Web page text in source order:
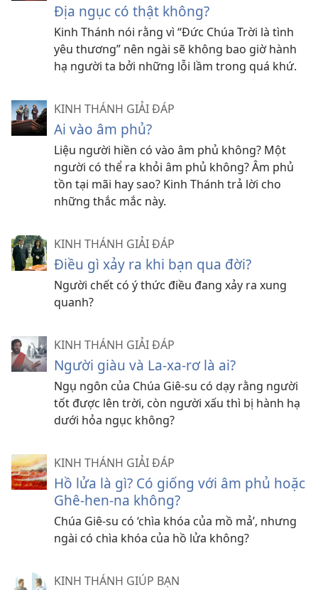
Địa ngục có thật không?
Kinh Thánh nói rằng vì “Đức Chúa Trời là tình
yêu thương” nên ngài sẽ không bao giờ hành
hạ người ta bởi những lỗi lầm trong quá khứ.
KINH THÁNH GIẢI ĐÁP
Ai vào âm phủ?
Liệu người hiền có vào âm phủ không? Một
người có thể ra khỏi âm phủ không? Âm phủ
tồn tại mãi hay sao? Kinh Thánh trả lời cho
những thắc mắc này.
KINH THÁNH GIẢI ĐÁP
Điều gì xảy ra khi bạn qua đời?
Người chết có ý thức điều đang xảy ra xung
quanh?
KINH THÁNH GIẢI ĐÁP
Người giàu và La-xa-rơ là ai?
Ngụ ngôn của Chúa Giê-su có dạy rằng người
tốt được lên trời, còn người xấu thì bị hành hạ
dưới hỏa ngục không?
KINH THÁNH GIẢI ĐÁP
Hồ lửa là gì? Có giống với âm phủ hoặc
Ghê-hen-na không?
Chúa Giê-su có ‘chìa khóa của mồ mả’, nhưng
ngài có chìa khóa của hồ lửa không?
KINH THÁNH GIÚP BẠN